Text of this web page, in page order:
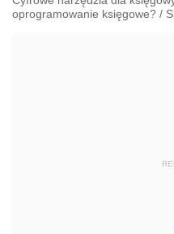
oprogramowanie księgowe? /